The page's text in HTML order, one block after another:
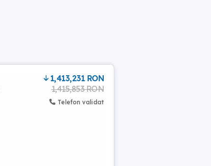
1,413,231 RON
1,415,853 RON
Telefon validat